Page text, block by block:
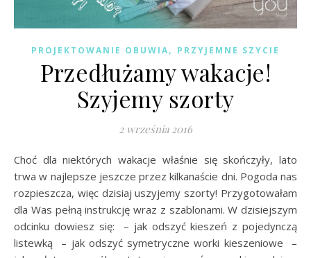
PROJEKTOWANIE OBUWIA, PRZYJEMNE SZYCIE
Przedłużamy wakacje!
Szyjemy szorty
2 września 2016
Choć dla niektórych wakacje właśnie się skończyły, lato
trwa w najlepsze jeszcze przez kilkanaście dni. Pogoda nas
rozpieszcza, więc dzisiaj uszyjemy szorty! Przygotowałam
dla Was pełną instrukcję wraz z szablonami. W dzisiejszym
odcinku dowiesz się: – jak odszyć kieszeń z pojedynczą
listewką – jak odszyć symetryczne worki kieszeniowe –